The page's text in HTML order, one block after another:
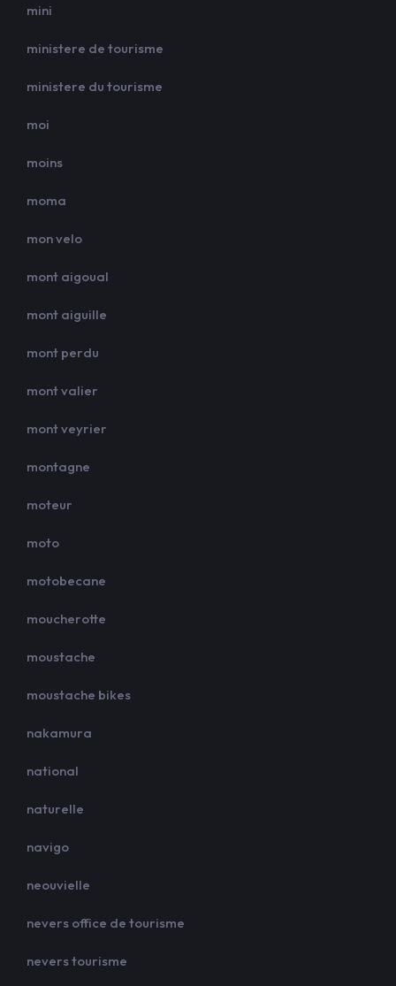
mini
ministere de tourisme
ministere du tourisme
moi
moins
moma
mon velo
mont aigoual
mont aiguille
mont perdu
mont valier
mont veyrier
montagne
moteur
moto
motobecane
moucherotte
moustache
moustache bikes
nakamura
national
naturelle
navigo
neouvielle
nevers office de tourisme
nevers tourisme